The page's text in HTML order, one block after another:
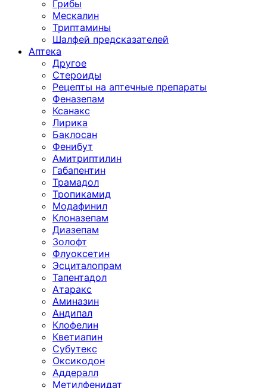
Грибы
Мескалин
Триптамины
Шалфей предсказателей
Аптека
Другое
Стероиды
Рецепты на аптечные препараты
Феназепам
Ксанакс
Лирика
Баклосан
Фенибут
Амитриптилин
Габапентин
Трамадол
Тропикамид
Модафинил
Клоназепам
Диазепам
Золофт
Флуоксетин
Эсциталопрам
Тапентадол
Атаракс
Аминазин
Андипал
Клофелин
Кветиапин
Субутекс
Оксикодон
Аддералл
Метилфенидат